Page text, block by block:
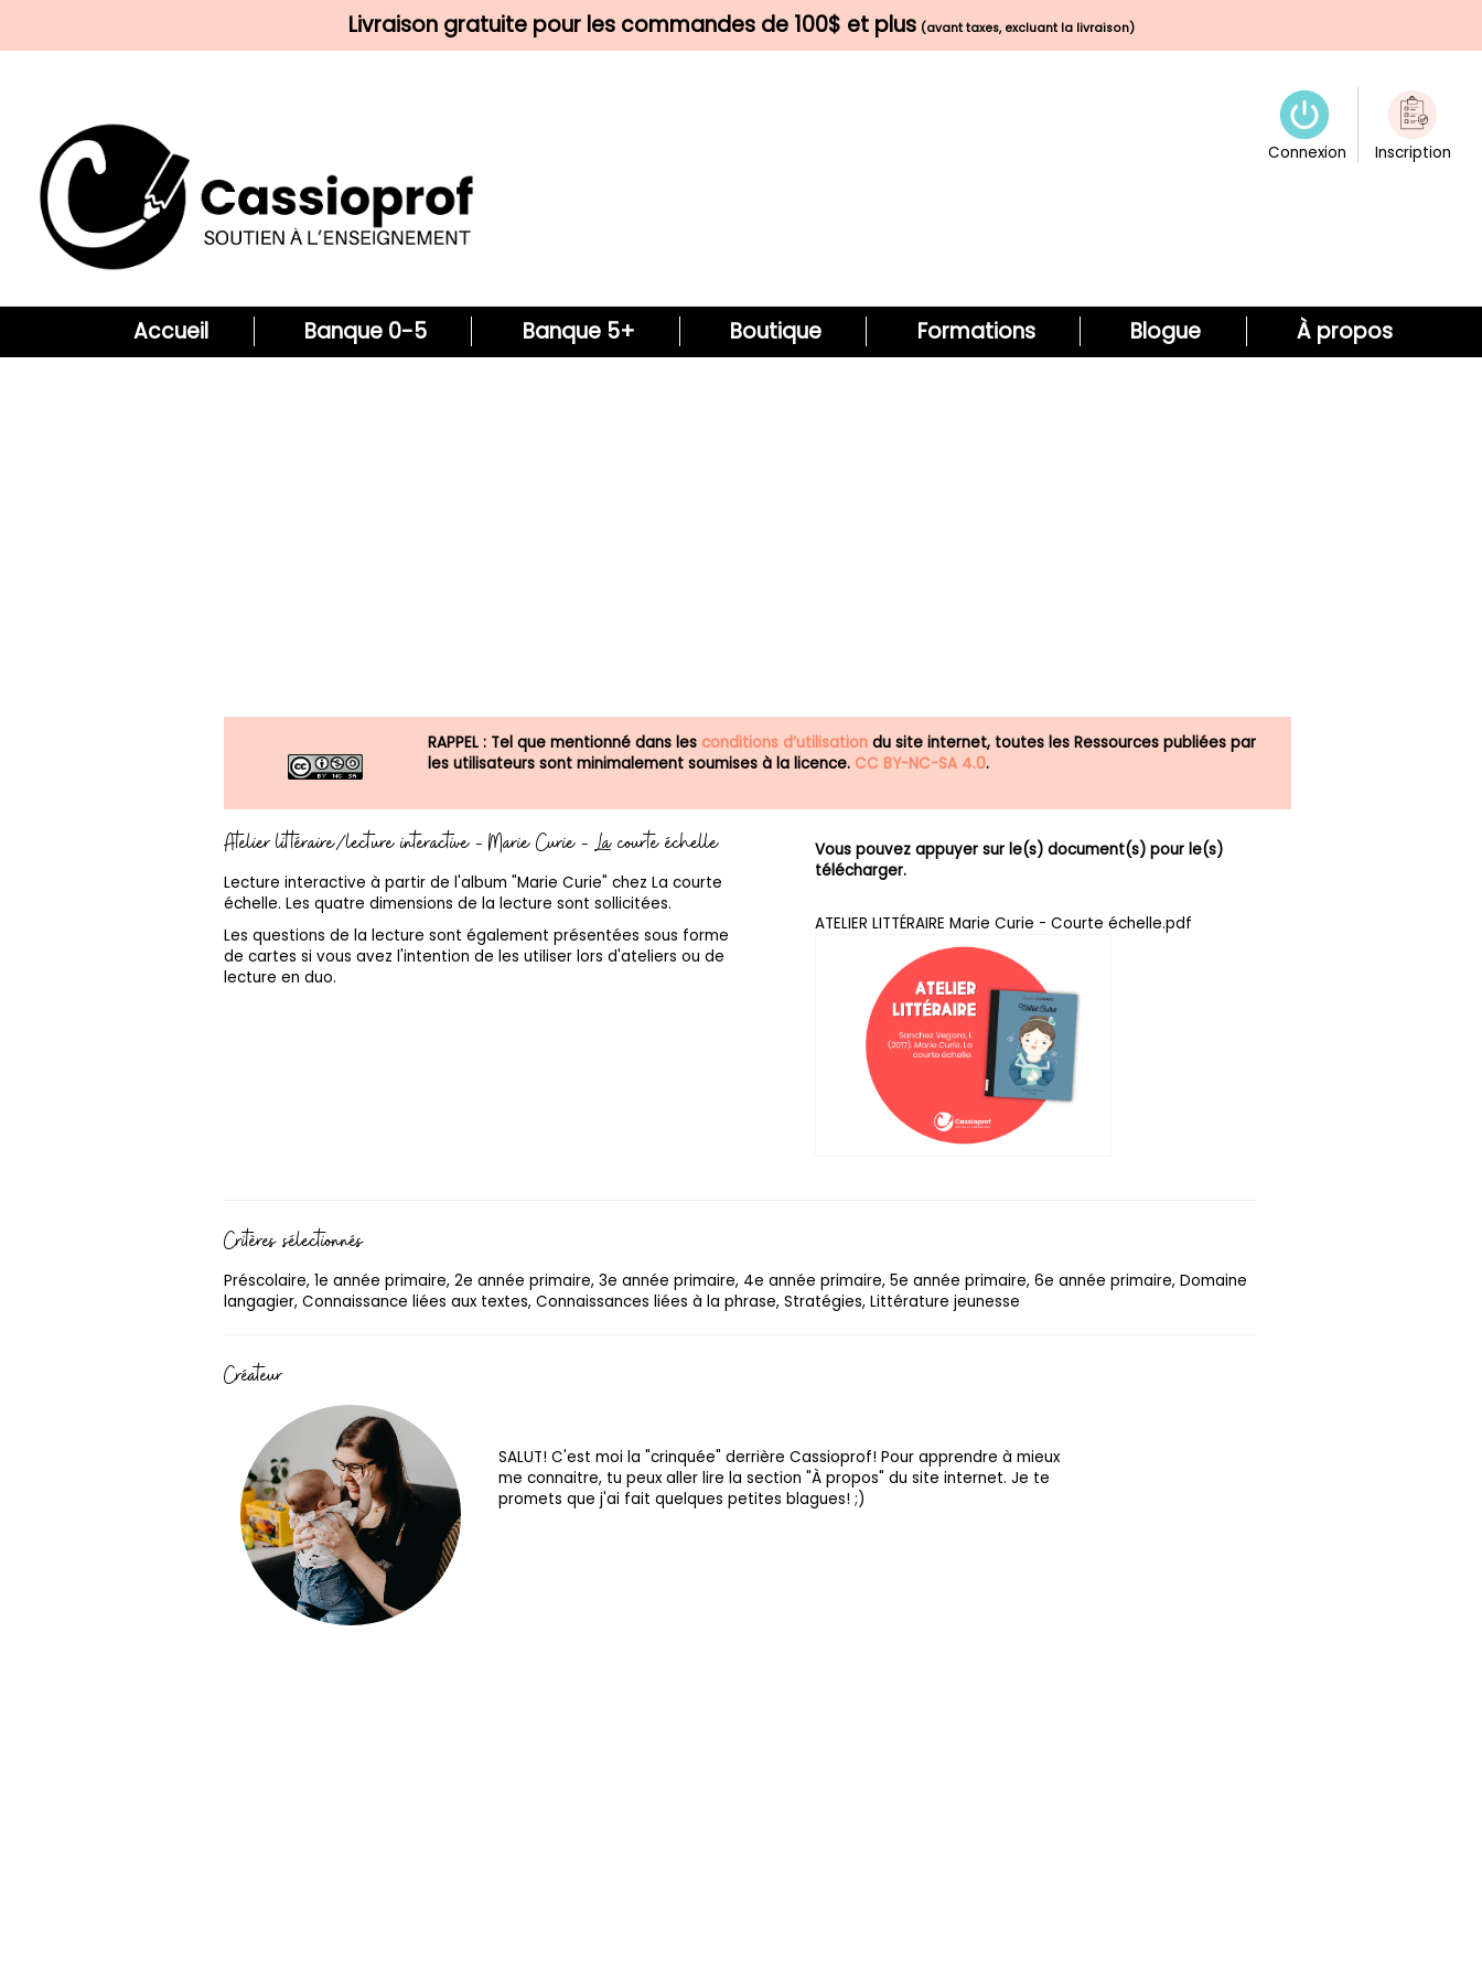
Livraison gratuite pour les commandes de 100$ et plus (avant taxes, excluant la livraison)
Connexion Inscription
Accueil Banque 0-5 Banque 5+ Boutique Formations Blogue À propos
RAPPEL : Tel que mentionné dans les conditions d’utilisation du site internet, toutes les Ressources publiées par
les utilisateurs sont minimalement soumises à la licence. CC BY-NC-SA 4.0.
Atelier littéraire/lecture interactive - Marie Curie - La courte échelle
Lecture interactive à partir de l'album "Marie Curie" chez La courte
échelle. Les quatre dimensions de la lecture sont sollicitées.
Les questions de la lecture sont également présentées sous forme
de cartes si vous avez l'intention de les utiliser lors d'ateliers ou de
lecture en duo.
Vous pouvez appuyer sur le(s) document(s) pour le(s)
télécharger.
ATELIER LITTÉRAIRE Marie Curie - Courte échelle.pdf
Critères sélectionnés
Préscolaire, 1e année primaire, 2e année primaire, 3e année primaire, 4e année primaire, 5e année primaire, 6e année primaire, Domaine
langagier, Connaissance liées aux textes, Connaissances liées à la phrase, Stratégies, Littérature jeunesse
Créateur
SALUT! C'est moi la "crinquée" derrière Cassioprof! Pour apprendre à mieux
me connaitre, tu peux aller lire la section "À propos" du site internet. Je te
promets que j'ai fait quelques petites blagues! ;)